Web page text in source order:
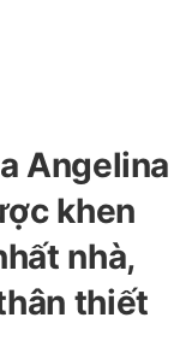
Angelina
khen
nhà,
thiết